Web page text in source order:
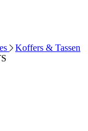
Koffers & Tassen